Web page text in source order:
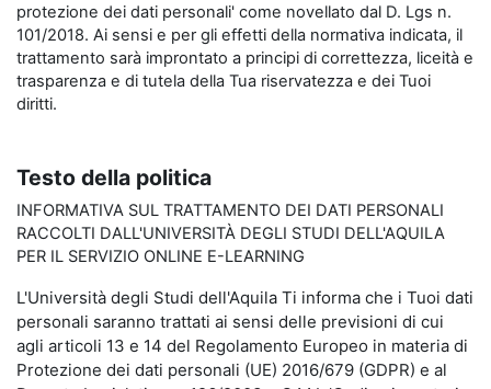
protezione dei dati personali' come novellato dal D. Lgs n.
101/2018. Ai sensi e per gli effetti della normativa indicata, il
trattamento sarà improntato a principi di correttezza, liceità e
trasparenza e di tutela della Tua riservatezza e dei Tuoi
diritti.
Testo della politica
INFORMATIVA SUL TRATTAMENTO DEI DATI PERSONALI
RACCOLTI DALL'UNIVERSITÀ DEGLI STUDI DELL'AQUILA
PER IL SERVIZIO ONLINE E-LEARNING
L'Università degli Studi dell'Aquila Ti informa che i Tuoi dati
personali saranno trattati ai sensi delle previsioni di cui
agli articoli 13 e 14 del Regolamento Europeo in materia di
Protezione dei dati personali (UE) 2016/679 (GDPR) e al